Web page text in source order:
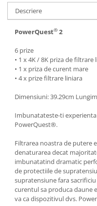
Descriere
PowerQuest® 2
6 prize
• 1 x 4K / 8K priza de
• 1 x priza de curent mare
• 4 x prize filtrare liniara
Dimensiuni: 39.29cm
Imbunatateste-ti
PowerQuest®.
Filtrarea noastra de putere
denaturarea decat
imbunatatind dramatic
de protectiile de
supratensiune fara
curentul sa produca daune
va ca dispozitivul dvs.